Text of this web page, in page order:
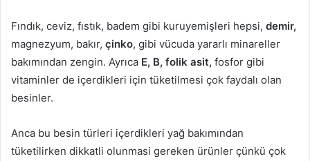
Fındık, ceviz, fıstık, badem gibi kuruyemişleri hepsi, demir,
magnezyum, bakır, çinko, gibi vücuda yararlı minareller
bakımından zengin. Ayrıca E, B, folik asit, fosfor gibi
vitaminler de içerdikleri için tüketilmesi çok faydalı olan
besinler.
Anca bu besin türleri içerdikleri yağ bakımından
tüketilirken dikkatli olunmasi gereken ürünler çünkü çok